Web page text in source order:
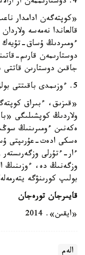
«كوپتەگەن ادامدار
قالعاندا نەمەسە
ءومىردىڭ ۇساق-تۇيەك
دوستارىمەن قارىم-
جاقىن دوستارىن
5. ءوزىمدى باقىتتى بولۋعا جول بەرمەگەنىم وكىنىشتى.
«قىزىق، ءبىراق
ولاردىڭ كوپشىلىگى
ەكەنىن ءومىرىنىڭ
ەسكى ادەت-عۇرىپتى
ءار-ءتۇرلى
وزگەنىڭ دە، ءوزىنىڭ
بولىپ كورىنۋگە
قايىرجان تورەجان
«ايقىن». 2014
الەم